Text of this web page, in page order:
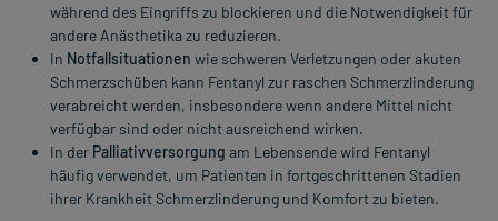
während des Eingriffs zu blockieren und die Notwendigkeit für
andere Anästhetika zu reduzieren.
In Notfallsituationen wie schweren Verletzungen oder akuten
Schmerzschüben kann Fentanyl zur raschen Schmerzlinderung
verabreicht werden, insbesondere wenn andere Mittel nicht
verfügbar sind oder nicht ausreichend wirken.
In der Palliativversorgung am Lebensende wird Fentanyl
häufig verwendet, um Patienten in fortgeschrittenen Stadien
ihrer Krankheit Schmerzlinderung und Komfort zu bieten.